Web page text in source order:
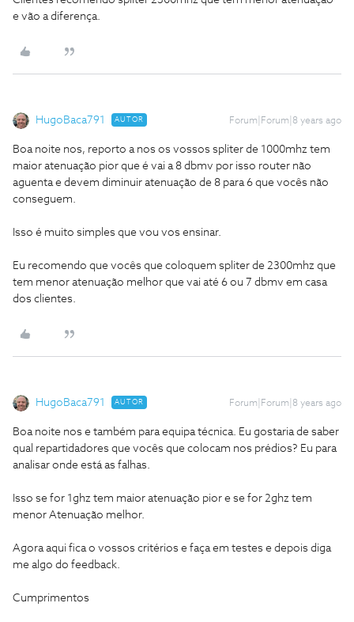
e vão a diferença.
HugoBaca791 AUTOR Forum|Forum|8 years ago
Boa noite nos, reporto a nos os vossos spliter de 1000mhz tem
maior atenuação pior que é vai a 8 dbmv por isso router não
aguenta e devem diminuir atenuação de 8 para 6 que vocês não
conseguem.
Isso é muito simples que vou vos ensinar.
Eu recomendo que vocês que coloquem spliter de 2300mhz que
tem menor atenuação melhor que vai até 6 ou 7 dbmv em casa
dos clientes.
HugoBaca791 AUTOR Forum|Forum|8 years ago
Boa noite nos e também para equipa técnica. Eu gostaria de saber
qual repartidadores que vocês que colocam nos prédios? Eu para
analisar onde está as falhas.
Isso se for 1ghz tem maior atenuação pior e se for 2ghz tem
menor Atenuação melhor.
Agora aqui fica o vossos critérios e faça em testes e depois diga
me algo do feedback.
Cumprimentos